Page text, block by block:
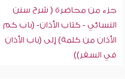
جزء من محاضرة ( شرح سنن
النسائي - كتاب الأذان- (باب كم
الأذان من كلمة) إلى (باب الأذان
في السفر))